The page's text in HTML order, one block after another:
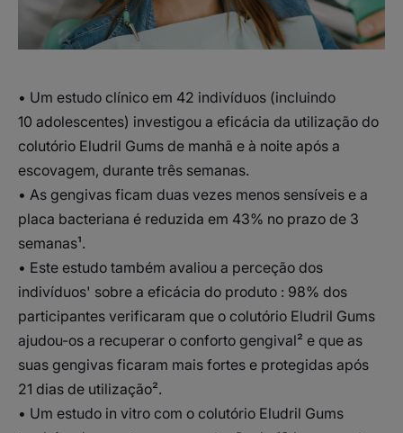
• Um estudo clínico em 42 indivíduos (incluindo
10 adolescentes) investigou a eficácia da utilização do
colutório Eludril Gums de manhã e à noite após a
escovagem, durante três semanas.
• As gengivas ficam duas vezes menos sensíveis e a
placa bacteriana é reduzida em 43% no prazo de 3
semanas¹.
• Este estudo também avaliou a perceção dos
indivíduos' sobre a eficácia do produto : 98% dos
participantes verificaram que o colutório Eludril Gums
ajudou-os a recuperar o conforto gengival² e que as
suas gengivas ficaram mais fortes e protegidas após
21 dias de utilização².
• Um estudo in vitro com o colutório Eludril Gums